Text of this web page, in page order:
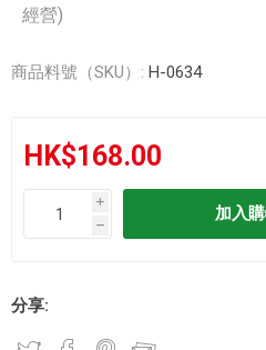
經營)
商品料號（SKU）: H-0634
HK$168.00
i
h
分享: